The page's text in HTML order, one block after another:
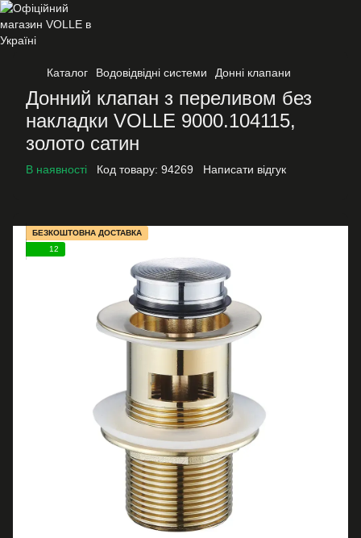
Каталог Водовідвідні системи Донні клапани
Донний клапан з переливом без
накладки VOLLE 9000.104115,
золото сатин
В наявності Код товару: 94269 Написати відгук
БЕЗКОШТОВНА ДОСТАВКА
12